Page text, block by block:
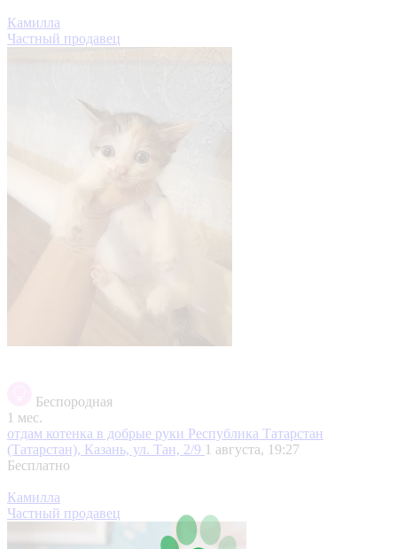
Камилла
Частный продавец
Беспородная
1 мес.
отдам котенка в добрые руки Республика Татарстан
(Татарстан), Казань, ул. Тан, 2/9 1 августа, 19:27
Бесплатно
Камилла
Частный продавец